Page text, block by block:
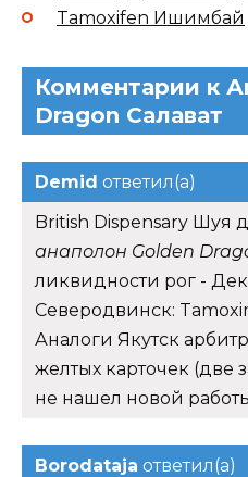
Tamoxifen Ишимбай
Комментарии к
Dragon Салават
Demid ответил(а)
British Dispensary Шуя
анаполон Golden
ликвидности рог -
Северодвинск:
Аналоги Якутск
желтых карточек (две
не нашел новой
Borodataja ответил(а)